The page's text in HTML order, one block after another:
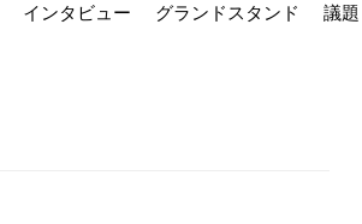
インタビュー グランドスタンド 議題